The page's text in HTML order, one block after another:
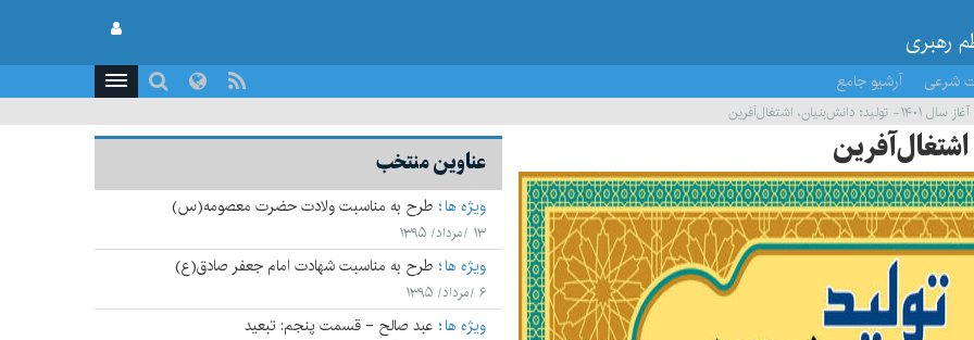
رهبری
شرعی آرشیو جامع
اشتغال‌آفرین
عناوین منتخب
ویژه ها طرح به مناسبت ولادت حضرت معصومه(س)
۱۳ /مرداد/ ۱۳۹۵
ویژه ها طرح به مناسبت شهادت امام جعفر صادق(ع)
۶ /مرداد/ ۱۳۹۵
ویژه ها عبد صالح - قسمت پنجم: تبعید